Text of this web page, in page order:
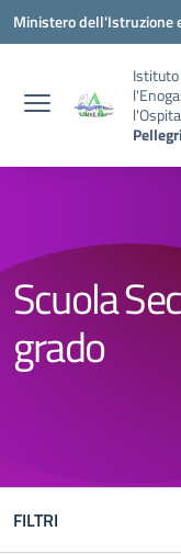
Vai ai contenuti
Vai al menu di navigazione
Vai al footer
Ministero dell'Istruzione
Scuola
grado
FILTRI